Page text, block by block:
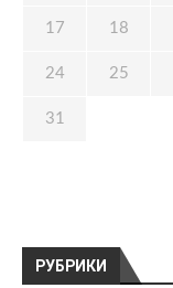
РУБРИКИ
17 18
24 25
31